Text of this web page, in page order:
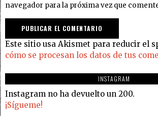
navegador para la próxima vez que
Este sitio usa Akismet para reducir el
cómo se procesan los datos de tus
INSTAGRAM
Instagram no ha devuelto un 200.
¡Sígueme!